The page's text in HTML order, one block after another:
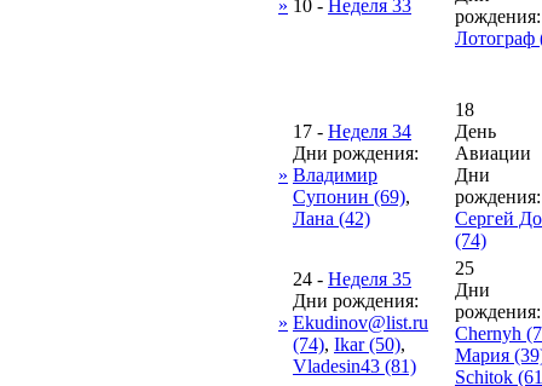
» 10 - Неделя 33
рождения:
Лотограф
»
17 - Неделя 34
Дни рождения:
Владимир
Супонин (69),
Лана (42)
18
День
Авиации
Дни
рождения:
Сергей
(74)
»
24 - Неделя 35
Дни рождения:
Ekudinov@list.ru
(74), Ikar (50),
Vladesin43 (81)
25
Дни
рождения:
Chernyh
Мария
Schitok